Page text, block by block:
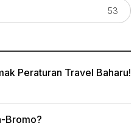
53
Peraturan Travel Baharu!
Bromo?